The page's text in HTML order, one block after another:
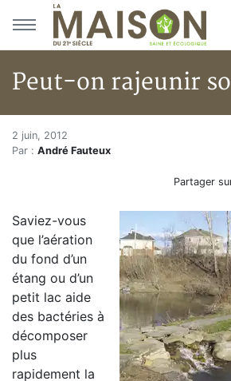
Aller au menu principal
Aller au contenu principal
Peut-on rajeunir
Accueil
Articles
Peut-on rajeunir
2 juin, 2012
Par : André Fauteux
Partager
Saviez-vous
que l’aération
du fond d’un
étang ou d’un
petit lac aide
des bactéries à
décomposer
plus
rapidement la